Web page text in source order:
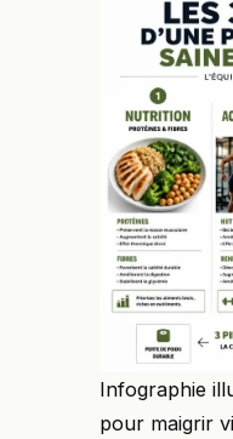
Infographie
pour maigrir